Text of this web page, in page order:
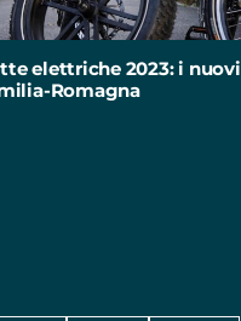
elettriche 2023: i nuovi
Romagna